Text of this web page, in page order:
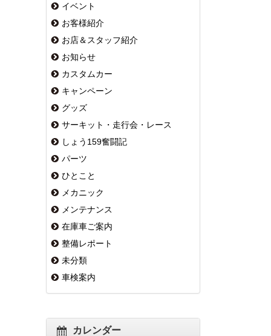
イベント
お客様紹介
お店＆スタッフ紹介
お知らせ
カスタムカー
キャンペーン
グッズ
サーキット・走行会・レース
しょう159奮闘記
パーツ
ひとこと
メカニック
メンテナンス
在庫車ご案内
整備レポート
未分類
車検案内
カレンダー